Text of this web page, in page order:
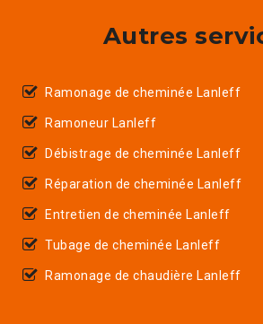
Autres
Ramonage de cheminée Lanleff
Ramoneur Lanleff
Débistrage de cheminée Lanleff
Réparation de cheminée Lanleff
Entretien de cheminée Lanleff
Tubage de cheminée Lanleff
Ramonage de chaudière Lanleff